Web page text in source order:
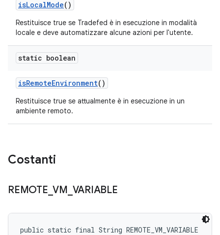
isLocalMode()
Restituisce true se Tradefed è in esecuzione in modalità
locale e deve automatizzare alcune azioni per l'utente.
static boolean
isRemoteEnvironment()
Restituisce true se attualmente è in esecuzione in un
ambiente remoto.
Costanti
REMOTE _VM VARIABLE
public static final String REMOTE_VM_VARIABLE